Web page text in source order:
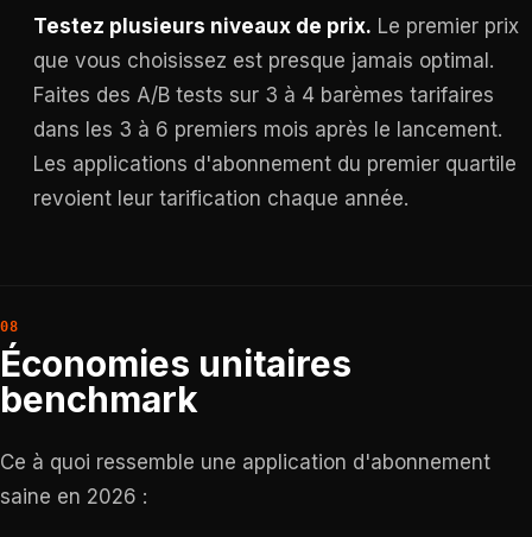
Testez plusieurs niveaux de prix. Le premier prix
que vous choisissez est presque jamais optimal.
Faites des A/B tests sur 3 à 4 barèmes tarifaires
dans les 3 à 6 premiers mois après le lancement.
Les applications d'abonnement du premier quartile
revoient leur tarification chaque année.
Économies unitaires
benchmark
Ce à quoi ressemble une application d'abonnement
saine en 2026 :